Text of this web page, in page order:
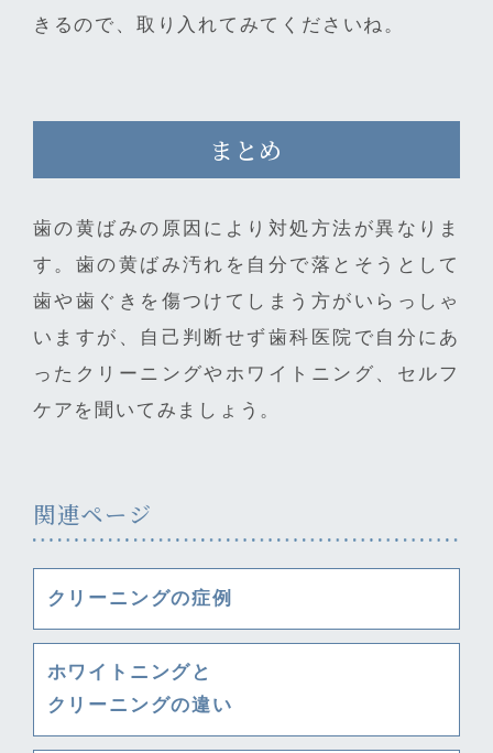
きるので、取り入れてみてくださいね。
まとめ
歯の黄ばみの原因により対処方法が異なりま
す。歯の黄ばみ汚れを自分で落とそうとして
歯や歯ぐきを傷つけてしまう方がいらっしゃ
いますが、自己判断せず歯科医院で自分にあ
ったクリーニングやホワイトニング、セルフ
ケアを聞いてみましょう。
関連ページ
クリーニングの症例
ホワイトニングと
クリーニングの違い